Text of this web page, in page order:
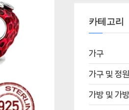
카테고리
가구
가구 및 정원
가방 및 가방